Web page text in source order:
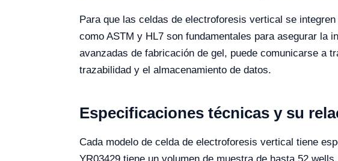
Para que las celdas de electroforesis vertical se
como ASTM y HL7 son fundamentales para asegurar la
avanzadas de fabricación de gel, puede comunicarse a
trazabilidad y el almacenamiento de datos.
Especificaciones técnicas y su
Cada modelo de celda de electroforesis vertical tiene